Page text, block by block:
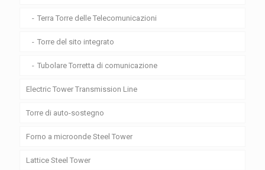
Terra Torre delle Telecomunicazioni
Torre del sito integrato
Tubolare Torretta di comunicazione
Electric Tower Transmission Line
Torre di auto-sostegno
Forno a microonde Steel Tower
Lattice Steel Tower